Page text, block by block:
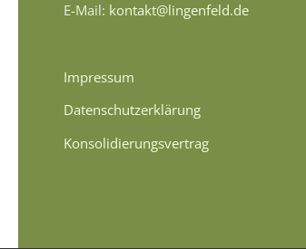
E-Mail: kontakt@lingenfeld.de
Impressum
Datenschutzerklärung
Konsolidierungsvertrag